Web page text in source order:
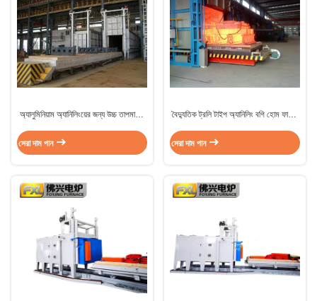
অ্যালুমিনিয়াম অ্যানিলিংয়ের জন্য উচ্চ তাপমাত্রা
সেরা দাম পান
বৈদ্যুতিক ট্রলি টাইপ অ্যানিলিং বগি হোম ফার্নেস
সেরা দাম পান